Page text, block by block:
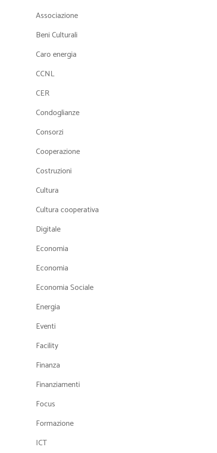
Associazione
Beni Culturali
Caro energia
CCNL
CER
Condoglianze
Consorzi
Cooperazione
Costruzioni
Cultura
Cultura cooperativa
Digitale
Economia
Economia
Economia Sociale
Energia
Eventi
Facility
Finanza
Finanziamenti
Focus
Formazione
ICT